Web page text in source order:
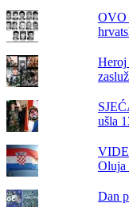
OVO
Heroj
ušla
Oluja
Dan